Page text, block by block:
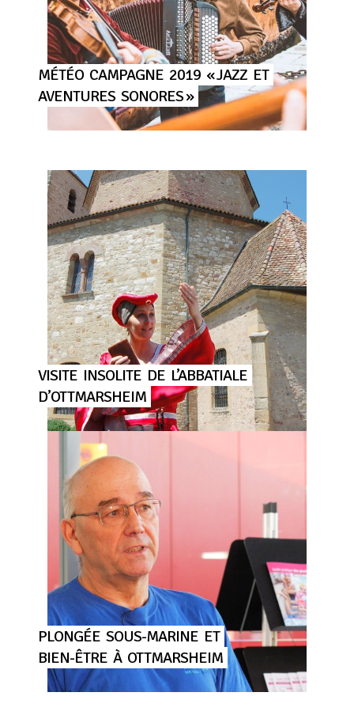
MÉTÉO CAMPAGNE 2019 « JAZZ ET
AVENTURES SONORES »
VISITE INSOLITE DE L’ABBATIALE
D’OTTMARSHEIM
PLONGÉE SOUS-MARINE ET
BIEN-ÊTRE À OTTMARSHEIM